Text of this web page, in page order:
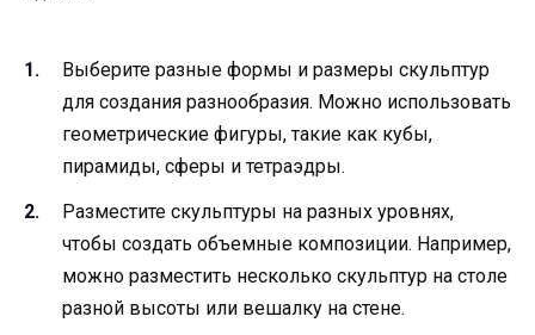
Выберите разные формы и размеры скульптур
для создания разнообразия. Можно использовать
геометрические фигуры, такие как кубы,
пирамиды, сферы и тетраэдры.
Разместите скульптуры на разных уровнях,
чтобы создать объемные композиции. Например,
можно разместить несколько скульптур на столе
разной высоты или вешалку на стене.